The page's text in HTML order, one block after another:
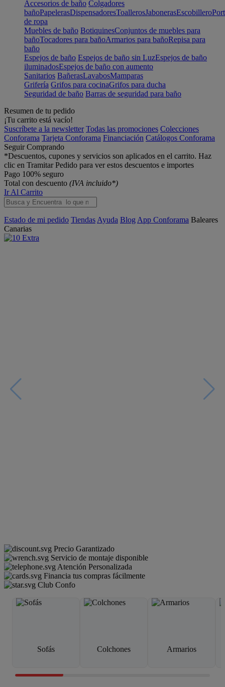
Accesorios de baño Colgadores
bañoPapelerasDispensadoresToallerosJabonerasEscobillero
de ropa
Muebles de baño BotiquinesConjuntos de muebles para
bañoTocadores para bañoArmarios para bañoRepisa para
baño
Espejos de baño Espejos de baño sin LuzEspejos de baño
iluminadosEspejos de baño con aumento
Sanitarios BañerasLavabosMamparas
Grifería Grifos para cocinaGrifos para ducha
Seguridad de baño Barras de seguridad para baño
Resumen de tu pedido
¡Tu carrito está vacío!
Suscríbete a la newsletter Todas las promociones Colecciones
Conforama Tarjeta Conforama Financiación Catálogos Conforama
Seguir Comprando
*Descuentos, cupones y servicios son aplicados en el carrito. Haz
clic en Tramitar Pedido para ver estos descuentos e importes
Pago 100% seguro
Total con descuento (IVA incluido*)
Ir Al Carrito
Estado de mi pedido Tiendas Ayuda Blog App Conforama Baleares
Canarias
Precio Garantizado
Servicio de montaje disponible
Atención Personalizada
Financia tus compras fácilmente
Club Confo
Sofás Colchones Armarios